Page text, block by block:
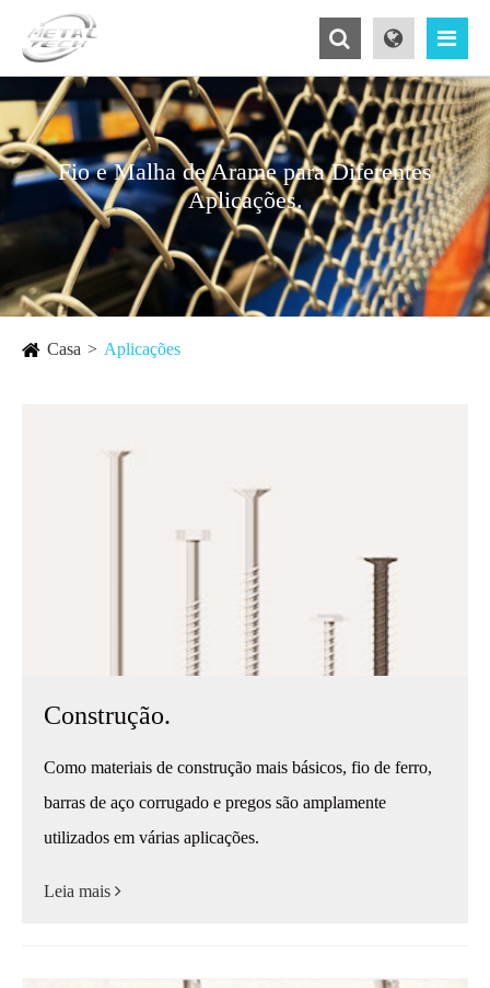
Fio e Malha de Arame para Diferentes
Aplicações.
Casa Aplicações
Construção.
Como materiais de construção mais básicos, fio de ferro,
barras de aço corrugado e pregos são amplamente
utilizados em várias aplicações.
Leia mais